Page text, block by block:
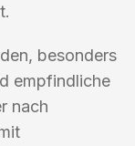
besonders
empfindliche
nach